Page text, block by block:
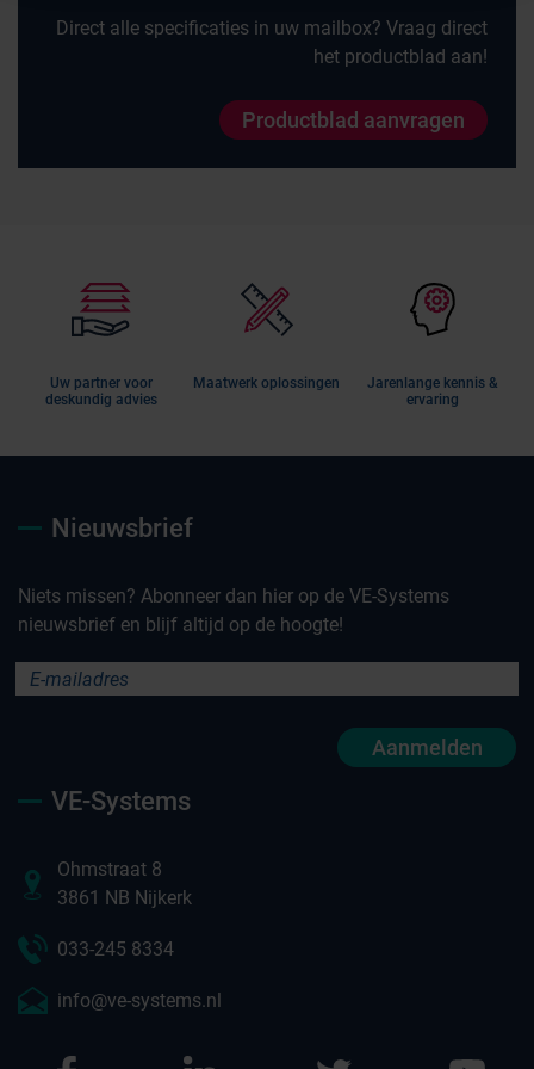
Direct alle specificaties in uw mailbox? Vraag direct
het productblad aan!
Productblad aanvragen
Uw partner voor
deskundig advies
Maatwerk oplossingen
Jarenlange kennis &
ervaring
Nieuwsbrief
Niets missen? Abonneer dan hier op de VE-Systems
nieuwsbrief en blijf altijd op de hoogte!
Aanmelden
VE-Systems
Ohmstraat 8
3861 NB Nijkerk
033-245 8334
info@ve-systems.nl